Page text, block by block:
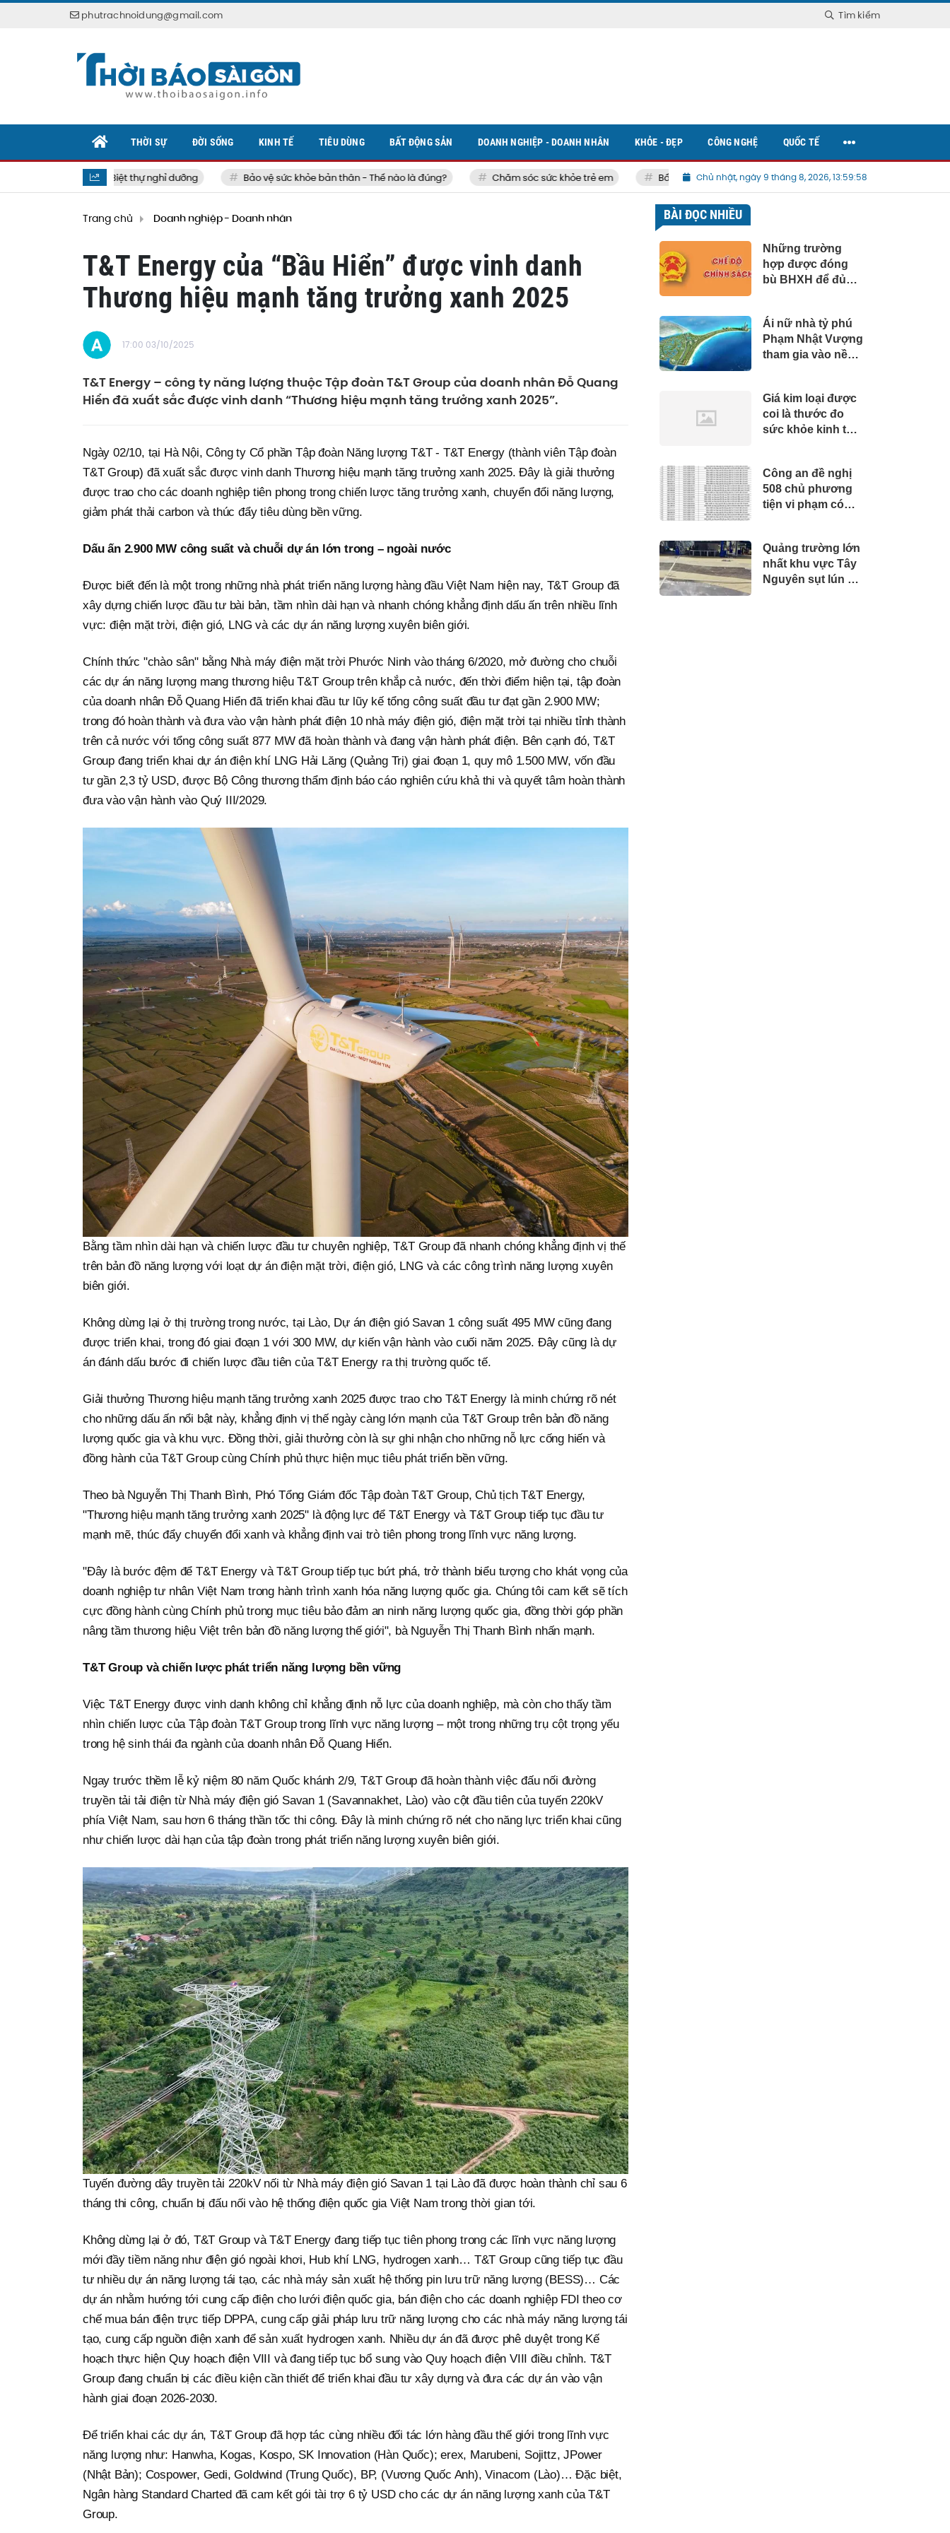
phutrachnoidung@gmail.com Tìm kiếm
Biệt thự nghỉ dưỡng Bảo vệ sức khỏe bản thân - Thế nào là đúng? Chăm sóc sức khỏe trẻ em Bất động sản Việt NamChủ nhật, ngày 9 tháng 8, 2026, 13:59:59
THỜI SỰ ĐỜI SỐNG KINH TẾ TIÊU DÙNG BẤT ĐỘNG SẢN DOANH NGHIỆP - DOANH NHÂN KHỎE - ĐẸP CÔNG NGHỆ QUỐC TẾ
Trang chủ Doanh nghiệp - Doanh nhân
T&T Energy của “Bầu Hiển” được vinh danh
Thương hiệu mạnh tăng trưởng xanh 2025
17:00 03/10/2025
T&T Energy – công ty năng lượng thuộc Tập đoàn T&T Group của doanh nhân Đỗ Quang
Hiển đã xuất sắc được vinh danh “Thương hiệu mạnh tăng trưởng xanh 2025”.
Ngày 02/10, tại Hà Nội, Công ty Cổ phần Tập đoàn Năng lượng T&T - T&T Energy (thành viên Tập đoàn
T&T Group) đã xuất sắc được vinh danh Thương hiệu mạnh tăng trưởng xanh 2025. Đây là giải thưởng
được trao cho các doanh nghiệp tiên phong trong chiến lược tăng trưởng xanh, chuyển đổi năng lượng,
giảm phát thải carbon và thúc đẩy tiêu dùng bền vững.
Dấu ấn 2.900 MW công suất và chuỗi dự án lớn trong – ngoài nước
Được biết đến là một trong những nhà phát triển năng lượng hàng đầu Việt Nam hiện nay, T&T Group đã
xây dựng chiến lược đầu tư bài bản, tầm nhìn dài hạn và nhanh chóng khẳng định dấu ấn trên nhiều lĩnh
vực: điện mặt trời, điện gió, LNG và các dự án năng lượng xuyên biên giới.
Chính thức "chào sân" bằng Nhà máy điện mặt trời Phước Ninh vào tháng 6/2020, mở đường cho chuỗi
các dự án năng lượng mang thương hiệu T&T Group trên khắp cả nước, đến thời điểm hiện tại, tập đoàn
của doanh nhân Đỗ Quang Hiển đã triển khai đầu tư lũy kế tổng công suất đầu tư đạt gần 2.900 MW;
trong đó hoàn thành và đưa vào vận hành phát điện 10 nhà máy điện gió, điện mặt trời tại nhiều tỉnh thành
trên cả nước với tổng công suất 877 MW đã hoàn thành và đang vận hành phát điện. Bên cạnh đó, T&T
Group đang triển khai dự án điện khí LNG Hải Lăng (Quảng Trị) giai đoạn 1, quy mô 1.500 MW, vốn đầu
tư gần 2,3 tỷ USD, được Bộ Công thương thẩm định báo cáo nghiên cứu khả thi và quyết tâm hoàn thành
đưa vào vận hành vào Quý III/2029.
Bằng tầm nhìn dài hạn và chiến lược đầu tư chuyên nghiệp, T&T Group đã nhanh chóng khẳng định vị thế
trên bản đồ năng lượng với loạt dự án điện mặt trời, điện gió, LNG và các công trình năng lượng xuyên
biên giới.
Không dừng lại ở thị trường trong nước, tại Lào, Dự án điện gió Savan 1 công suất 495 MW cũng đang
được triển khai, trong đó giai đoạn 1 với 300 MW, dự kiến vận hành vào cuối năm 2025. Đây cũng là dự
án đánh dấu bước đi chiến lược đầu tiên của T&T Energy ra thị trường quốc tế.
Giải thưởng Thương hiệu mạnh tăng trưởng xanh 2025 được trao cho T&T Energy là minh chứng rõ nét
cho những dấu ấn nổi bật này, khẳng định vị thế ngày càng lớn mạnh của T&T Group trên bản đồ năng
lượng quốc gia và khu vực. Đồng thời, giải thưởng còn là sự ghi nhận cho những nỗ lực cống hiến và
đồng hành của T&T Group cùng Chính phủ thực hiện mục tiêu phát triển bền vững.
Theo bà Nguyễn Thị Thanh Bình, Phó Tổng Giám đốc Tập đoàn T&T Group, Chủ tịch T&T Energy,
"Thương hiệu mạnh tăng trưởng xanh 2025" là động lực để T&T Energy và T&T Group tiếp tục đầu tư
mạnh mẽ, thúc đẩy chuyển đổi xanh và khẳng định vai trò tiên phong trong lĩnh vực năng lượng.
"Đây là bước đệm để T&T Energy và T&T Group tiếp tục bứt phá, trở thành biểu tượng cho khát vọng của
doanh nghiệp tư nhân Việt Nam trong hành trình xanh hóa năng lượng quốc gia. Chúng tôi cam kết sẽ tích
cực đồng hành cùng Chính phủ trong mục tiêu bảo đảm an ninh năng lượng quốc gia, đồng thời góp phần
nâng tầm thương hiệu Việt trên bản đồ năng lượng thế giới", bà Nguyễn Thị Thanh Bình nhấn mạnh.
T&T Group và chiến lược phát triển năng lượng bền vững
Việc T&T Energy được vinh danh không chỉ khẳng định nỗ lực của doanh nghiệp, mà còn cho thấy tầm
nhìn chiến lược của Tập đoàn T&T Group trong lĩnh vực năng lượng – một trong những trụ cột trọng yếu
trong hệ sinh thái đa ngành của doanh nhân Đỗ Quang Hiển.
Ngay trước thềm lễ kỷ niệm 80 năm Quốc khánh 2/9, T&T Group đã hoàn thành việc đấu nối đường
truyền tải tải điện từ Nhà máy điện gió Savan 1 (Savannakhet, Lào) vào cột đầu tiên của tuyến 220kV
phía Việt Nam, sau hơn 6 tháng thần tốc thi công. Đây là minh chứng rõ nét cho năng lực triển khai cũng
như chiến lược dài hạn của tập đoàn trong phát triển năng lượng xuyên biên giới.
Tuyến đường dây truyền tải 220kV nối từ Nhà máy điện gió Savan 1 tại Lào đã được hoàn thành chỉ sau 6
tháng thi công, chuẩn bị đấu nối vào hệ thống điện quốc gia Việt Nam trong thời gian tới.
Không dừng lại ở đó, T&T Group và T&T Energy đang tiếp tục tiên phong trong các lĩnh vực năng lượng
mới đầy tiềm năng như điện gió ngoài khơi, Hub khí LNG, hydrogen xanh… T&T Group cũng tiếp tục đầu
tư nhiều dự án năng lượng tái tạo, các nhà máy sản xuất hệ thống pin lưu trữ năng lượng (BESS)… Các
dự án nhằm hướng tới cung cấp điện cho lưới điện quốc gia, bán điện cho các doanh nghiệp FDI theo cơ
chế mua bán điện trực tiếp DPPA, cung cấp giải pháp lưu trữ năng lượng cho các nhà máy năng lượng tái
tạo, cung cấp nguồn điện xanh để sản xuất hydrogen xanh. Nhiều dự án đã được phê duyệt trong Kế
hoạch thực hiện Quy hoạch điện VIII và đang tiếp tục bổ sung vào Quy hoạch điện VIII điều chỉnh. T&T
Group đang chuẩn bị các điều kiện cần thiết để triển khai đầu tư xây dựng và đưa các dự án vào vận
hành giai đoạn 2026-2030.
Để triển khai các dự án, T&T Group đã hợp tác cùng nhiều đối tác lớn hàng đầu thế giới trong lĩnh vực
năng lượng như: Hanwha, Kogas, Kospo, SK Innovation (Hàn Quốc); erex, Marubeni, Sojittz, JPower
(Nhật Bản); Cospower, Gedi, Goldwind (Trung Quốc), BP, (Vương Quốc Anh), Vinacom (Lào)… Đặc biệt,
Ngân hàng Standard Charted đã cam kết gói tài trợ 6 tỷ USD cho các dự án năng lượng xanh của T&T
Group.
BÀI ĐỌC NHIỀU
Những trường
hợp được đóng
bù BHXH để đủ
Ái nữ nhà tỷ phú
Phạm Nhật Vượng
tham gia vào nền
Giá kim loại được
coi là thước đo
sức khỏe kinh tế
trong lịch sử:
Chuyện gì đang
diễn ra?
Công an đề nghị
508 chủ phương
tiện vi phạm có
nguội theo Nghị
định 168
Quảng trường lớn
nhất khu vực Tây
Nguyên sụt lún và